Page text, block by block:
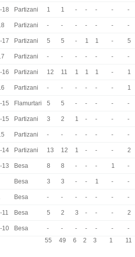
18 Partizani 1 1 - - - - -
Partizani - - - - - - -
17 Partizani 5 5 - 1 1 - 5
Partizani - - - - - - -
16 Partizani 12 11 1 1 1 - 1
Partizani - - - - - - 1
15 Flamurtari 5 5 - - - - -
15 Partizani 3 2 1 - - - -
Partizani - - - - - - -
14 Partizani 13 12 1 - - - 2
13 Besa 8 8 - - - 1 -
Besa 3 3 - - 1 - -
Besa - - - - - - -
11 Besa 5 2 3 - - - 2
10 Besa - - - - - -
-
55 49 6 2 3 1 11